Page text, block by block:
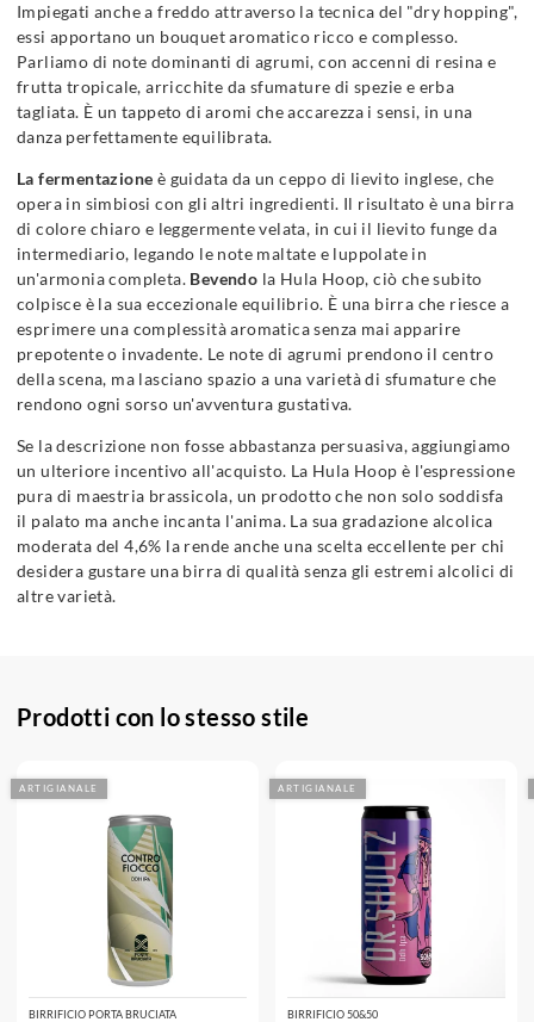
Impiegati anche a freddo attraverso la tecnica del "dry hopping",
essi apportano un bouquet aromatico ricco e complesso.
Parliamo di note dominanti di agrumi, con accenni di resina e
frutta tropicale, arricchite da sfumature di spezie e erba
tagliata. È un tappeto di aromi che accarezza i sensi, in una
danza perfettamente equilibrata.
La fermentazione è guidata da un ceppo di lievito inglese, che
opera in simbiosi con gli altri ingredienti. Il risultato è una birra
di colore chiaro e leggermente velata, in cui il lievito funge da
intermediario, legando le note maltate e luppolate in
un'armonia completa. Bevendo la Hula Hoop, ciò che subito
colpisce è la sua eccezionale equilibrio. È una birra che riesce a
esprimere una complessità aromatica senza mai apparire
prepotente o invadente. Le note di agrumi prendono il centro
della scena, ma lasciano spazio a una varietà di sfumature che
rendono ogni sorso un'avventura gustativa.
Se la descrizione non fosse abbastanza persuasiva, aggiungiamo
un ulteriore incentivo all'acquisto. La Hula Hoop è l'espressione
pura di maestria brassicola, un prodotto che non solo soddisfa
il palato ma anche incanta l'anima. La sua gradazione alcolica
moderata del 4,6% la rende anche una scelta eccellente per chi
desidera gustare una birra di qualità senza gli estremi alcolici di
altre varietà.
Prodotti con lo stesso stile
ARTIGIANALE
BIRRIFICIO PORTA BRUCIATA
ARTIGIANALE
BIRRIFICIO 50&50